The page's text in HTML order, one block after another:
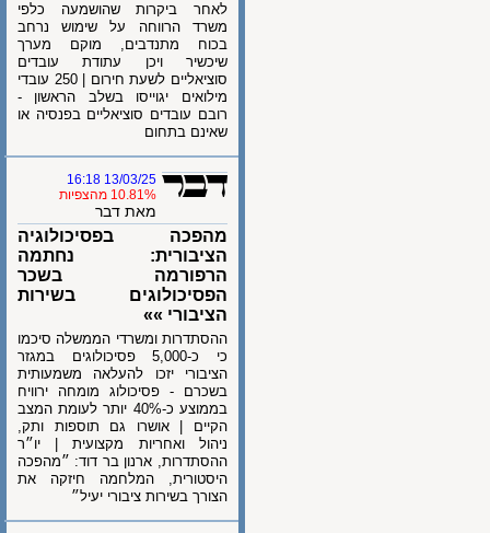
לאחר ביקרות שהושמעה כלפי
משרד הרווחה על שימוש נרחב
בכוח מתנדבים, מוקם מערך
שיכשיר ויכן עתודת עובדים
סוציאליים לשעת חירום | 250 עובדי
מילואים יגוייסו בשלב הראשון -
רובם עובדים סוציאליים בפנסיה או
שאינם בתחום
13/03/25 16:18
10.81% מהצפיות
מאת דבר
מהפכה בפסיכולוגיה
הציבורית: נחתמה
הרפורמה בשכר
הפסיכולוגים בשירות
הציבורי »»
ההסתדרות ומשרדי הממשלה סיכמו
כי כ-5,000 פסיכולוגים במגזר
הציבורי יזכו להעלאה משמעותית
בשכרם - פסיכולוג מומחה ירוויח
בממוצע כ-40% יותר לעומת המצב
הקיים | אושרו גם תוספות ותק,
ניהול ואחריות מקצועית | יו״ר
ההסתדרות, ארנון בר דוד: ״מהפכה
היסטורית, המלחמה חיזקה את
הצורך בשירות ציבורי יעיל״